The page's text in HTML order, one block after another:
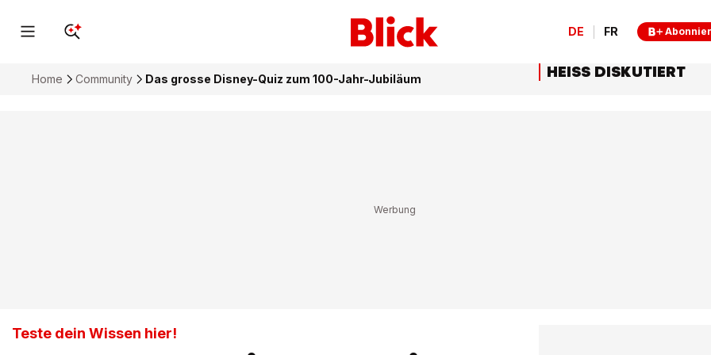
DE FR
Home Community Das grosse Disney-Quiz zum 100-Jahr-Jubiläum
Teste dein Wissen hier!
HEISS DISKUTIERT